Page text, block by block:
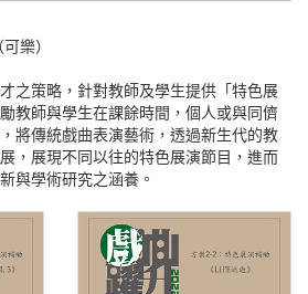
樂）
之策略，針對教師及學生提供「特色展
教師與學生在課餘時間，個人或與同儕
將傳統戲曲表演藝術，透過新生代的教
，展現不同以往的特色展演節目，進而
與學術研究之涵養。